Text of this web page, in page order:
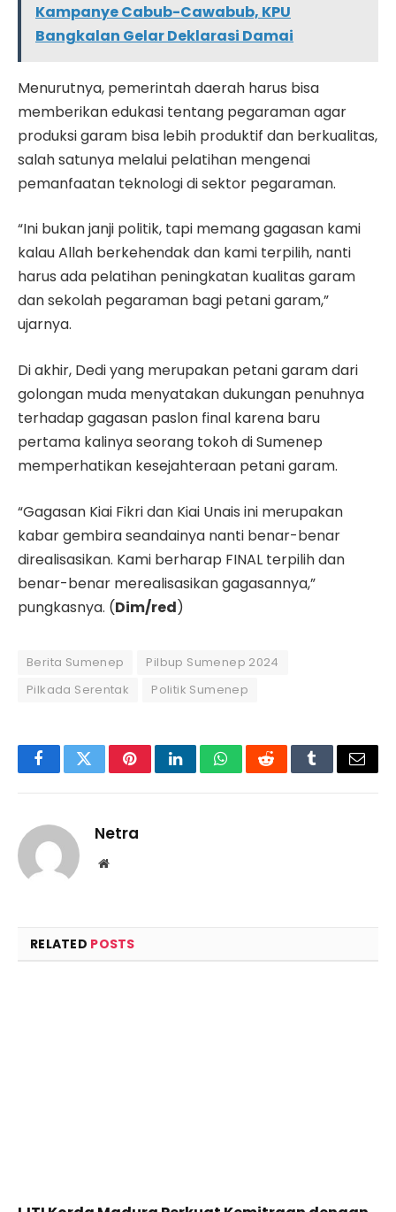
Kampanye Cabub-Cawabub, KPU
Bangkalan Gelar Deklarasi Damai
Menurutnya, pemerintah daerah harus bisa
memberikan edukasi tentang pegaraman agar
produksi garam bisa lebih produktif dan berkualitas,
salah satunya melalui pelatihan mengenai
pemanfaatan teknologi di sektor pegaraman.
“Ini bukan janji politik, tapi memang gagasan kami
kalau Allah berkehendak dan kami terpilih, nanti
harus ada pelatihan peningkatan kualitas garam
dan sekolah pegaraman bagi petani garam,”
ujarnya.
Di akhir, Dedi yang merupakan petani garam dari
golongan muda menyatakan dukungan penuhnya
terhadap gagasan paslon final karena baru
pertama kalinya seorang tokoh di Sumenep
memperhatikan kesejahteraan petani garam.
“Gagasan Kiai Fikri dan Kiai Unais ini merupakan
kabar gembira seandainya nanti benar-benar
direalisasikan. Kami berharap FINAL terpilih dan
benar-benar merealisasikan gagasannya,”
pungkasnya. (Dim/red)
Berita Sumenep
Pilbup Sumenep 2024
Pilkada Serentak
Politik Sumenep
FacebookTwitterPinterestLinkedInWhatsAppRedditTumblrEmail
Netra
Website
RELATED POSTS